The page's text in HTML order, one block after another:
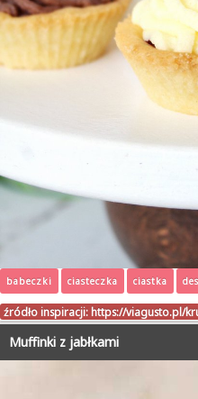
babeczki ciasteczka ciastka
źródło inspiracji: https://viagusto.pl/
Muffinki z jabłkami